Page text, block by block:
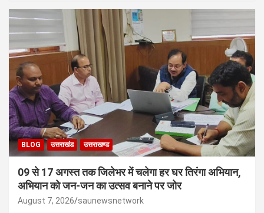
BLOG उत्तराखंड उत्तराखण्ड
09 से 17 अगस्त तक जिलेभर में चलेगा हर घर तिरंगा अभियान,
अभियान को जन-जन का उत्सव बनाने पर जोर
August 7, 2026 saunewsnetwork